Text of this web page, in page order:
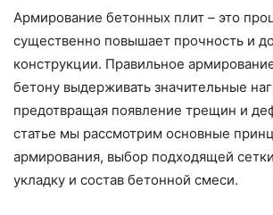
Армирование бетонных плит – это
существенно повышает прочность и
конструкции. Правильное
бетону выдерживать значительные
предотвращая появление трещин и
статье мы рассмотрим основные
армирования, выбор подходящей
укладку и состав бетонной смеси.